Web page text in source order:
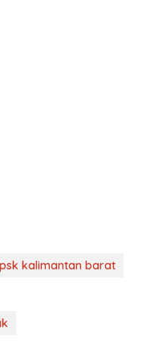
kalimantan barat